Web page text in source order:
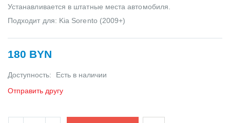
Устанавливается в штатные места автомобиля.
Подходит для: Kia Sorento (2009+)
180 BYN
Доступность:
Есть в наличии
Отправить другу